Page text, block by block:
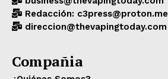
Redacción: c3press@proton.me
direccion@thevapingtoday.com
Compañia